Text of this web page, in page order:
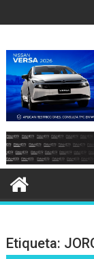
al
Etiqueta: